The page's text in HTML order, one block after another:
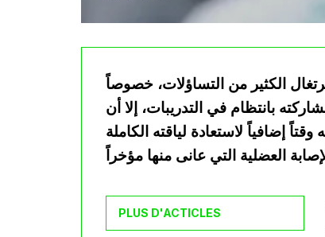
الكثير من التساؤلات، خصوصاً
بانتظام في التدريبات، إلا أن
إضافياً لاستعادة لياقته الكاملة
PLUS D'ACTICLES